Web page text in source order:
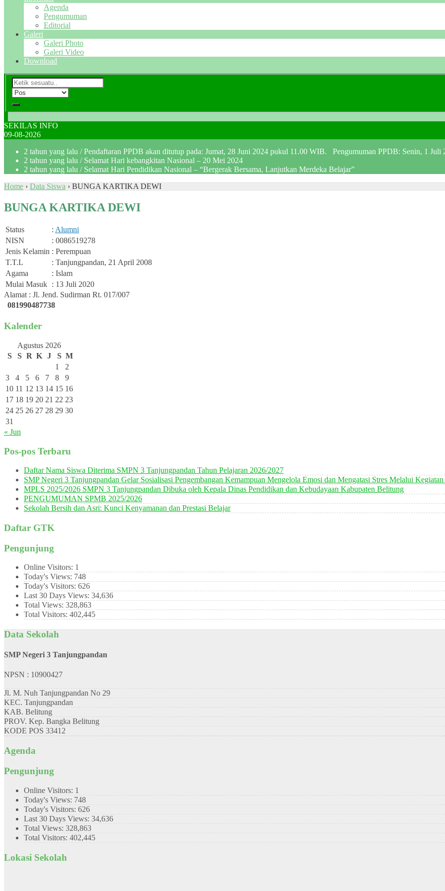
Agenda
Pengumuman
Editorial
Galeri
Galeri Photo
Galeri Video
Download
SEKILAS INFO
09-08-2026
2 tahun yang lalu / Pendaftaran PPDB akan ditutup pada: Jumat, 28 Juni 2024 pukul 11.00 WIB. Pengumuman PPDB: Senin, 1 Juli
2 tahun yang lalu / Selamat Hari kebangkitan Nasional – 20 Mei 2024
2 tahun yang lalu / Selamat Hari Pendidikan Nasional – “Bergerak Bersama, Lanjutkan Merdeka Belajar”
Home › Data Siswa › BUNGA KARTIKA DEWI
BUNGA KARTIKA DEWI
Status : Alumni
NISN
: 0086519278
Jenis Kelamin : Perempuan
T.T.L
: Tanjungpandan, 21 April 2008
Agama
: Islam
Mulai Masuk : 13 Juli 2020
Alamat : Jl. Jend. Sudirman Rt. 017/007
081990487738
Kalender
Agustus 2026
S
S R K J S M
1
2
3
4 5 6 7 8
9
10 11 12 13 14 15 16
17 18 19 20 21 22 23
24 25 26 27 28 29 30
31
« Jun
Pos-pos Terbaru
Daftar Nama Siswa Diterima SMPN 3 Tanjungpandan Tahun Pelajaran 2026/2027
SMP Negeri 3 Tanjungpandan Gelar Sosialisasi Pengembangan Kemampuan Mengelola Emosi dan Mengatasi Stres Melalui
MPLS 2025/2026 SMPN 3 Tanjungpandan Dibuka oleh Kepala Dinas Pendidikan dan Kebudayaan Kabupaten Belitung
PENGUMUMAN SPMB 2025/2026
Sekolah Bersih dan Asri: Kunci Kenyamanan dan Prestasi Belajar
Daftar GTK
Pengunjung
Online Visitors: 1
Today's Views: 748
Today's Visitors: 626
Last 30 Days Views: 34,636
Total Views: 328,863
Total Visitors: 402,445
Data Sekolah
SMP Negeri 3 Tanjungpandan
NPSN : 10900427
Jl. M. Nuh Tanjungpandan No 29
KEC. Tanjungpandan
KAB. Belitung
PROV. Kep. Bangka Belitung
KODE POS 33412
Agenda
Pengunjung
Online Visitors: 1
Today's Views: 748
Today's Visitors: 626
Last 30 Days Views: 34,636
Total Views: 328,863
Total Visitors: 402,445
Lokasi Sekolah